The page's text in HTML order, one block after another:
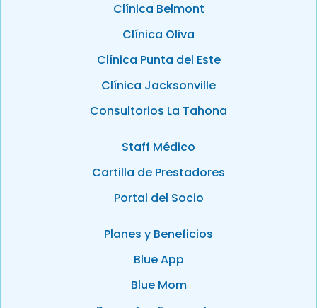
Clínica Belmont
Clínica Oliva
Clínica Punta del Este
Clínica Jacksonville
Consultorios La Tahona
Staff Médico
Cartilla de Prestadores
Portal del Socio
Planes y Beneficios
Blue App
Blue Mom